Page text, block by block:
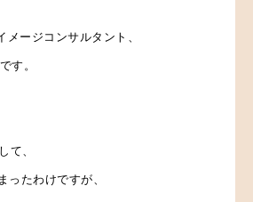
メージコンサルタント、
す。
て、
ったわけですが、